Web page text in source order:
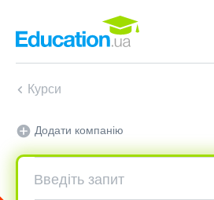
Курси
Додати компанію